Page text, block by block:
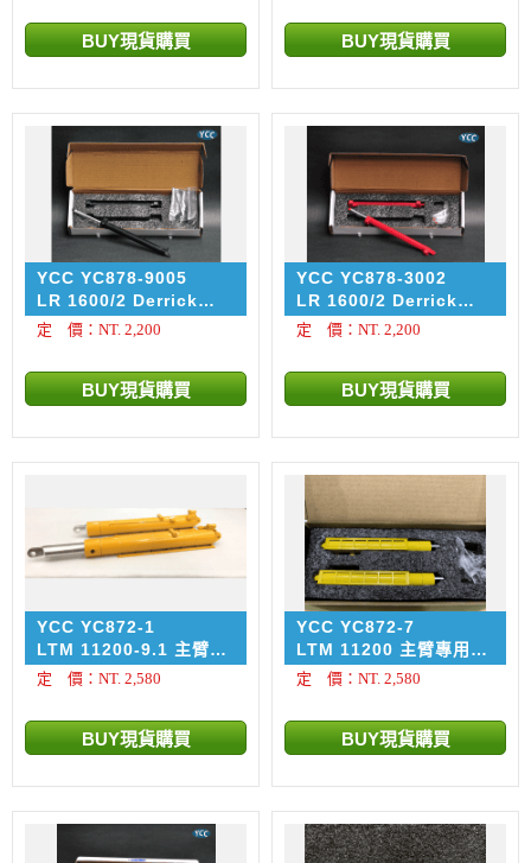
YCC YC878-9005
LR 1600/2 Derrick
Mast 專用金屬千斤鼎配
件 黑色 Black / RAL
定 價：NT. 2,200
YCC YC878-3002
LR 1600/2 Derrick
Mast 專用金屬千斤鼎配
件 紅色 Red / RAL
定 價：NT. 2,200
YCC YC872-1
LTM 11200-9.1 主臂專
用金屬千斤鼎
定 價：NT. 2,580
YCC YC872-7
LTM 11200 主臂專用金
屬千斤鼎 塗裝 RAL
1023
定 價：NT. 2,580